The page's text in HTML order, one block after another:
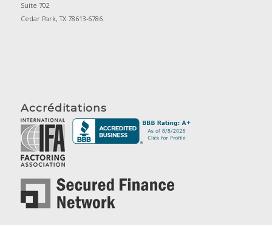
Suite 702
Cedar Park, TX 78613-6786
Accréditations